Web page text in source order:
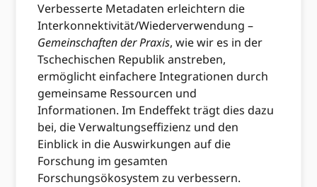
Verbesserte Metadaten erleichtern die
Interkonnektivität/Wiederverwendung –
Gemeinschaften der Praxis, wie wir es in der
Tschechischen Republik anstreben,
ermöglicht einfachere Integrationen durch
gemeinsame Ressourcen und
Informationen. Im Endeffekt trägt dies dazu
bei, die Verwaltungseffizienz und den
Einblick in die Auswirkungen auf die
Forschung im gesamten
Forschungsökosystem zu verbessern.